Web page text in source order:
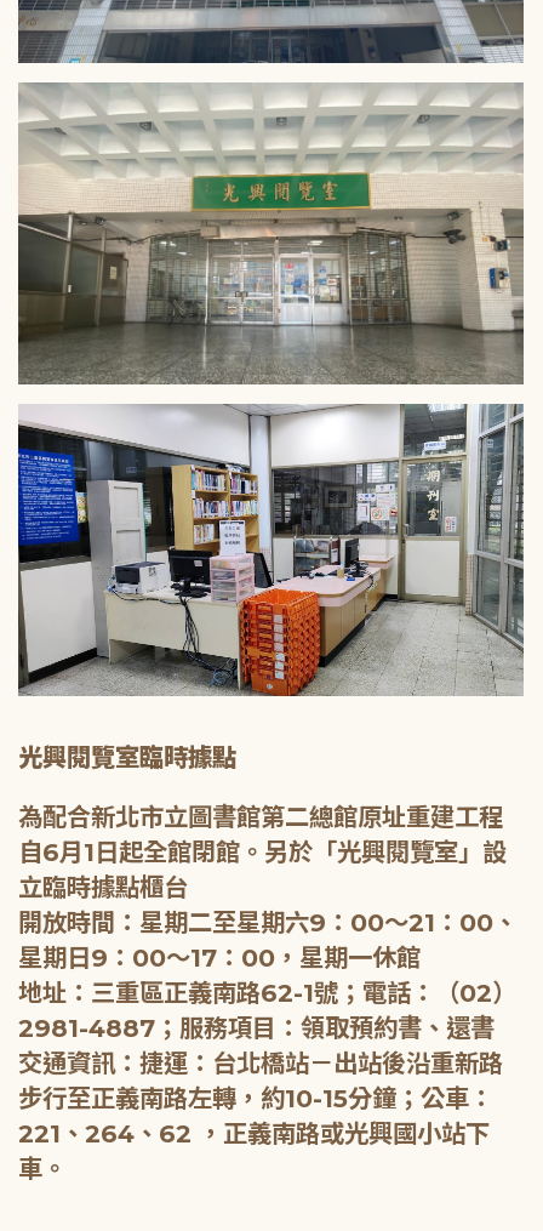
光興閱覽室臨時據點
為配合新北市立圖書館第二總館原址重建工程
自6月1日起全館閉館。另於「光興閱覽室」設
立臨時據點櫃台
開放時間：星期二至星期六9：00～21：00、
星期日9：00～17：00，星期一休館
地址：三重區正義南路62-1號；電話：（02）
2981-4887；服務項目：領取預約書、還書
交通資訊：捷運：台北橋站－出站後沿重新路
步行至正義南路左轉，約10-15分鐘；公車：
221、264、62 ，正義南路或光興國小站下
車。